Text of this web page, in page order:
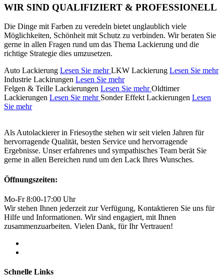
WIR SIND QUALIFIZIERT & PROFESSIONELL
Die Dinge mit Farben zu veredeln bietet unglaublich viele
Möglichkeiten, Schönheit mit Schutz zu verbinden. Wir beraten Sie
gerne in allen Fragen rund um das Thema Lackierung und die
richtige Strategie dies umzusetzen.
Auto Lackierung Lesen Sie mehrLKW Lackierung Lesen Sie mehr
Industrie Lackirungen Lesen Sie mehr
Felgen & Teille Lackierungen Lesen Sie mehrOldtimer
Lackierungen Lesen Sie mehr Sonder Effekt Lackierungen Lesen
Sie mehr
Als Autolackierer in Friesoythe stehen wir seit vielen Jahren für
hervorragende Qualität, besten Service und hervorragende
Ergebnisse. Unser erfahrenes und sympathisches Team berät Sie
gerne in allen Bereichen rund um den Lack Ihres Wunsches.
Öffnungszeiten:
Mo-Fr 8:00-17:00 Uhr
Wir stehen Ihnen jederzeit zur Verfügung, Kontaktieren Sie uns für
Hilfe und Informationen. Wir sind engagiert, mit Ihnen
zusammenzuarbeiten. Vielen Dank, für Ihr Vertrauen!
Schnelle Links